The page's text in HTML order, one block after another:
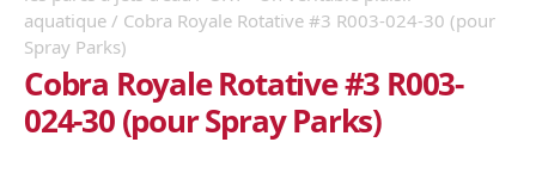
aquatique / Cobra Royale Rotative #3 R003-024-30 (pour
Spray Parks)
Cobra Royale Rotative #3 R003-
024-30 (pour Spray Parks)